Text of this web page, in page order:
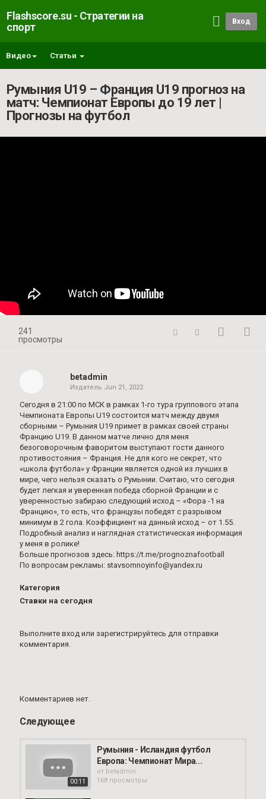
Flashscore.su - Стратегии на
спорт
Вход
Видео Статьи
Румыния U19 – Франция U19 прогноз на
матч: Чемпионат Европы до 19 лет |
Прогнозы на футбол
241
просмотры
betadmin
Издатель Jun 21, 2022
Сегодня в 21:00 по МСК в рамках 1-го тура группового этапа
Чемпионата Европы U19 состоится матч между двумя
сборными – Румыния U19 примет в рамках своей страны
Францию U19. В данном матче лично для меня
безоговорочным фаворитом выступают гости данного
противостояния – Франция. Не для кого не секрет, что
«школа футбола» у Франции является одной из лучших в
мире, чего нельзя сказать о Румынии. Считаю, что сегодня
будет легкая и уверенная победа сборной Франции и с
уверенностью забираю следующий исход – «Фора -1 на
Францию», то есть, что французы победят с разрывом
минимум в 2 гола. Коэффициент на данный исход – от 1.55.
Подробный анализ и наглядная статистическая информация
у меня в ролике!
Больше прогнозов здесь: https://t.me/prognoznafootball
По вопросам рекламы: stavsomnoyinfo@yandex.ru
Категория
Ставки на сегодня
Выполните вход или зарегистрируйтесь для отправки
комментария.
Комментариев нет.
Следующее
00:11
Румыния - Исландия футбол
Европа: Чемпионат Мира...
от betadmin
168 просмотры